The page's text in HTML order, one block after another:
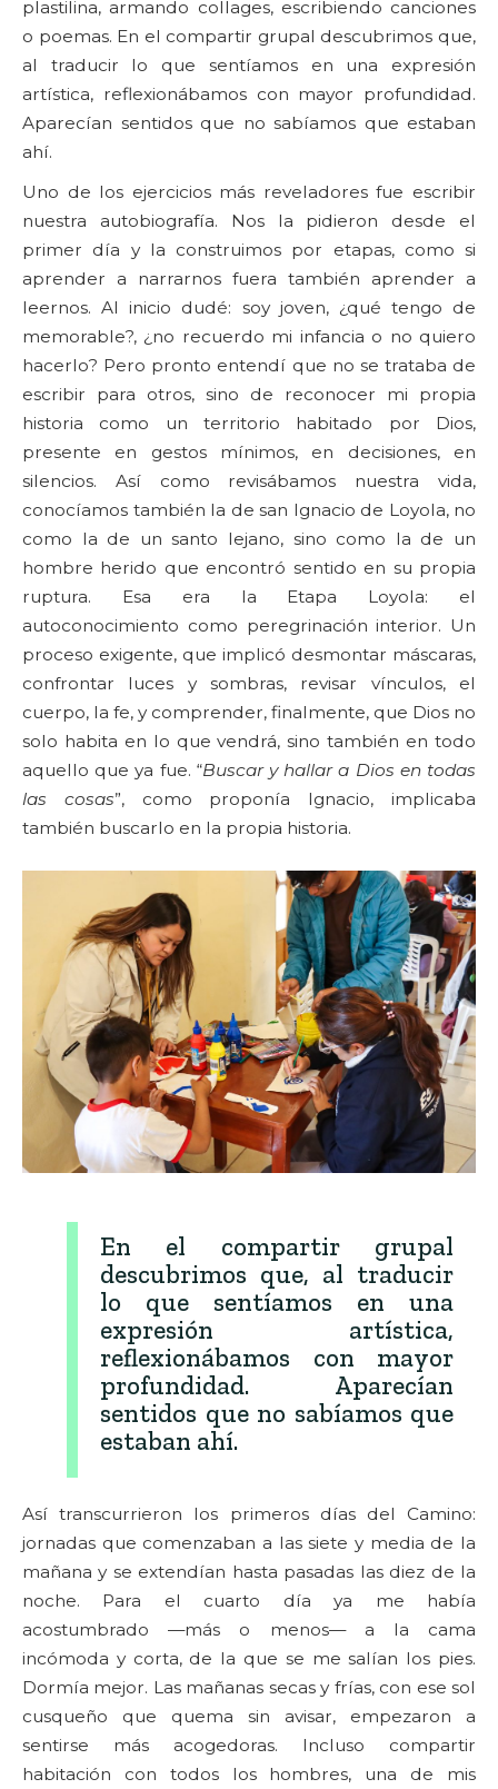
plastilina, armando collages, escribiendo canciones
o poemas. En el compartir grupal descubrimos que,
al traducir lo que sentíamos en una expresión
artística, reflexionábamos con mayor profundidad.
Aparecían sentidos que no sabíamos que estaban
ahí.
Uno de los ejercicios más reveladores fue escribir
nuestra autobiografía. Nos la pidieron desde el
primer día y la construimos por etapas, como si
aprender a narrarnos fuera también aprender a
leernos. Al inicio dudé: soy joven, ¿qué tengo de
memorable?, ¿no recuerdo mi infancia o no quiero
hacerlo? Pero pronto entendí que no se trataba de
escribir para otros, sino de reconocer mi propia
historia como un territorio habitado por Dios,
presente en gestos mínimos, en decisiones, en
silencios. Así como revisábamos nuestra vida,
conocíamos también la de san Ignacio de Loyola, no
como la de un santo lejano, sino como la de un
hombre herido que encontró sentido en su propia
ruptura. Esa era la Etapa Loyola: el
autoconocimiento como peregrinación interior. Un
proceso exigente, que implicó desmontar máscaras,
confrontar luces y sombras, revisar vínculos, el
cuerpo, la fe, y comprender, finalmente, que Dios no
solo habita en lo que vendrá, sino también en todo
aquello que ya fue. “Buscar y hallar a Dios en todas
las cosas”, como proponía Ignacio, implicaba
también buscarlo en la propia historia.
En el compartir grupal
descubrimos que, al traducir
lo que sentíamos en una
expresión artística,
reflexionábamos con mayor
profundidad. Aparecían
sentidos que no sabíamos que
estaban ahí.
Así transcurrieron los primeros días del Camino:
jornadas que comenzaban a las siete y media de la
mañana y se extendían hasta pasadas las diez de la
noche. Para el cuarto día ya me había
acostumbrado —más o menos— a la cama
incómoda y corta, de la que se me salían los pies.
Dormía mejor. Las mañanas secas y frías, con ese sol
cusqueño que quema sin avisar, empezaron a
sentirse más acogedoras. Incluso compartir
habitación con todos los hombres, una de mis